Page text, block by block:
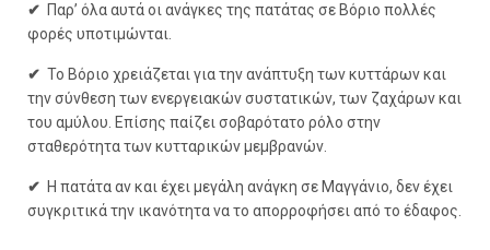
✔ Παρ’ όλα αυτά οι ανάγκες της πατάτας σε Βόριο πολλές
φορές υποτιμώνται.
✔ Το Βόριο χρειάζεται για την ανάπτυξη των κυττάρων και
την σύνθεση των ενεργειακών συστατικών, των ζαχάρων και
του αμύλου. Επίσης παίζει σοβαρότατο ρόλο στην
σταθερότητα των κυτταρικών μεμβρανών.
✔ Η πατάτα αν και έχει μεγάλη ανάγκη σε Μαγγάνιο, δεν έχει
συγκριτικά την ικανότητα να το απορροφήσει από το έδαφος.